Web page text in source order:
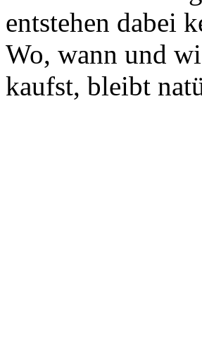
entstehen dabei
Wo, wann und
kaufst, bleibt